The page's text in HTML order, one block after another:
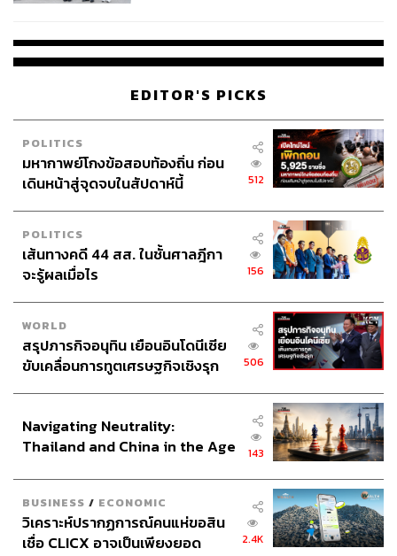
ที่มีคุณสมบัติสูงอย่างมาก โดยเฉพาะในภาคส่วนต่างๆ เช่น
ยา เทคโนโลยี และการรักษาพยาบาล ซึ่งข้อจำกัดที่รุนแรง
สามารถในการแข่งขันอ่อนแอลง พร้อมทั้งทำให้บริษัทต่างๆ
ดึงดูดผู้มีความสามารถระดับนานาชาติได้ยากขึ้น
“จำนวนผู้เกษียณอายุจะมีมากกว่าคนรุ่นใหม่ที่ก้าวเข้าสู่ตลาด
แรงงานอย่างมีนัยสำคัญ หากการย้ายถิ่นฐานของแรงงานที่มี
อุบาทว์ ไม่ว่าจะเป็นในร้านอาหาร โรงแรม โรงพยาบาล ร้าน
ขายของ หรือในอุตสาหกรรมการส่งออก ประเทศจะเผชิญกับ
การขาดแคลนแรงงานต่างชาติในทุกๆ แห่ง” มินช์กล่าว
มาร์ติน ฟอน โมส (Martin von Moos) ประธานสมาคมโรง
แรมสวิตเซอร์แลนด์ (HotellerieSuisse) กล่าวว่า “การ
ขาดแคลนแรงงานที่มีทักษะ ซึ่งจะรุนแรงขึ้นจากความคิด
ริเริ่มนี้ จะส่งผลให้ต้นทุนเพิ่มสูงขึ้น ซึ่งหลายบริษัทจำเป็นต้อง
ผลักภาระต้นทุนดังกล่าวต่อไป ในขณะเดียวกัน การรักษา
มาตรฐานการบริการในระดับปกติจะทำได้ยากยิ่งขึ้น โดย
เฉพาะอย่างยิ่งสำหรับธุรกิจขนาดเล็ก”
ถอดบทเรียนราคาแพงจากกรณี Brexit
EDITOR'S PICKS
POLITICS
มหากาพย์โกงข้อสอบท้องถิ่น ก่อน
เดินหน้าสู่จุดจบในสัปดาห์นี้
512
POLITICS
เส้นทางคดี 44 สส. ในชั้นศาลฎีกา
จะรู้ผลเมื่อไร
156
WORLD
สรุปภารกิจอนุทิน เยือนอินโดนีเซีย
ขับเคลื่อนการทูตเศรษฐกิจเชิงรุก
506
Navigating Neutrality:
Thailand and China in the Age
143
BUSINESS / ECONOMIC
วิเคราะห์ปรากฏการณ์คนแห่ขอสิน
เชื่อ CLICX อาจเป็นเพียงยอด
2.4K